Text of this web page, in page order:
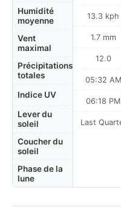
Humidité
moyenne
Vent
maximal
Précipitations
totales
Indice UV
Lever du
soleil
Coucher du
soleil
Phase de la
lune
13.3 kph
1.7 mm
12.0
05:32 AM
06:18 PM
Last